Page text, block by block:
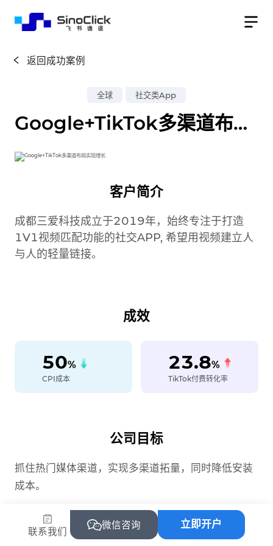
返回成功案例
全球 社交类App
Google+TikTok多渠道布局实现增⻓
客户简介
成都三爱科技成立于2019年，始终专注于打造
1V1视频匹配功能的社交APP, 希望用视频建立人
与人的轻量链接。
成效
50%
CPI成本
23.8%
TikTok付费转化率
公司目标
抓住热门媒体渠道，实现多渠道拓量，同时降低安装
成本。
联系我们
微信咨询 立即开户